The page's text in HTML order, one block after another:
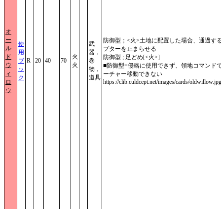
オ
ー
ル
ド
ウ
ィ
ロ
ウ
使
用
ブ
ッ
ク
R 20 40 70
火
火
武
器，
巻
物，
道具
防御型；<火>土地に配置した場合、通過す
プターを止まらせる
防御型 ; 足どめ[<火>]
■防御型=侵略に使用できず、領地コマンド
ーチャー移動できない
https://clib.culdcept.net/images/cards/oldwillow.jpg